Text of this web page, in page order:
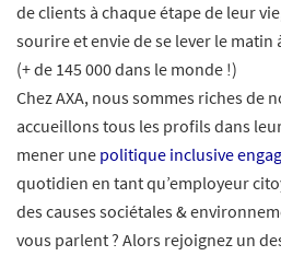
de clients à chaque étape de leur
sourire et envie de se lever le matin
(+ de 145 000 dans le monde !)
Chez AXA, nous sommes riches de
accueillons tous les profils dans
mener une politique inclusive
quotidien en tant qu’employeur
des causes sociétales &
vous parlent ? Alors rejoignez un